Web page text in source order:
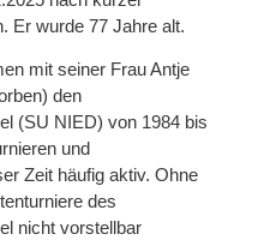
Er wurde 77 Jahre alt.
mit seiner Frau Antje
den
(SU NIED) von 1984 bis
und
Zeit häufig aktiv. Ohne
des
nicht vorstellbar